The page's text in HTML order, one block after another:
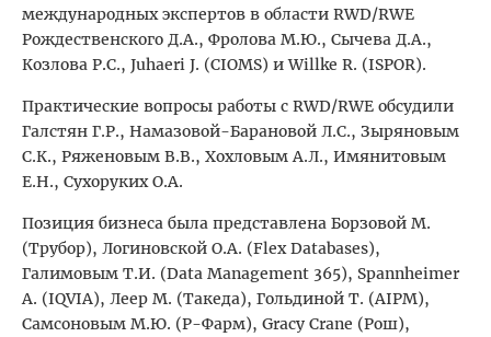
международных экспертов в области RWD/RWE
Рождественского Д.А., Фролова М.Ю., Сычева Д.А.,
Козлова Р.С., Juhaeri J. (CIOMS) и Willke R. (ISPOR).
Практические вопросы работы с RWD/RWE обсудили
Галстян Г.Р., Намазовой-Барановой Л.С., Зыряновым
С.К., Ряженовым В.В., Хохловым А.Л., Имянитовым
Е.Н., Сухоруких О.А.
Позиция бизнеса была представлена Борзовой М.
(Трубор), Логиновской О.А. (Flex Databases),
Галимовым Т.И. (Data Management 365), Spannheimer
А. (IQVIA), Леер М. (Такеда), Гольдиной Т. (AIPM),
Самсоновым М.Ю. (Р-Фарм), Gracy Crane (Рош),